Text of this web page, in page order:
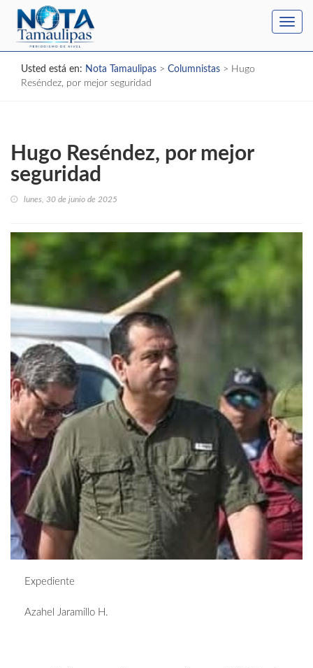
Usted está en: Nota Tamaulipas > Columnistas > Hugo
Reséndez, por mejor seguridad
Hugo Reséndez, por mejor
seguridad
lunes, 30 de junio de 2025
Expediente
Azahel Jaramillo H.